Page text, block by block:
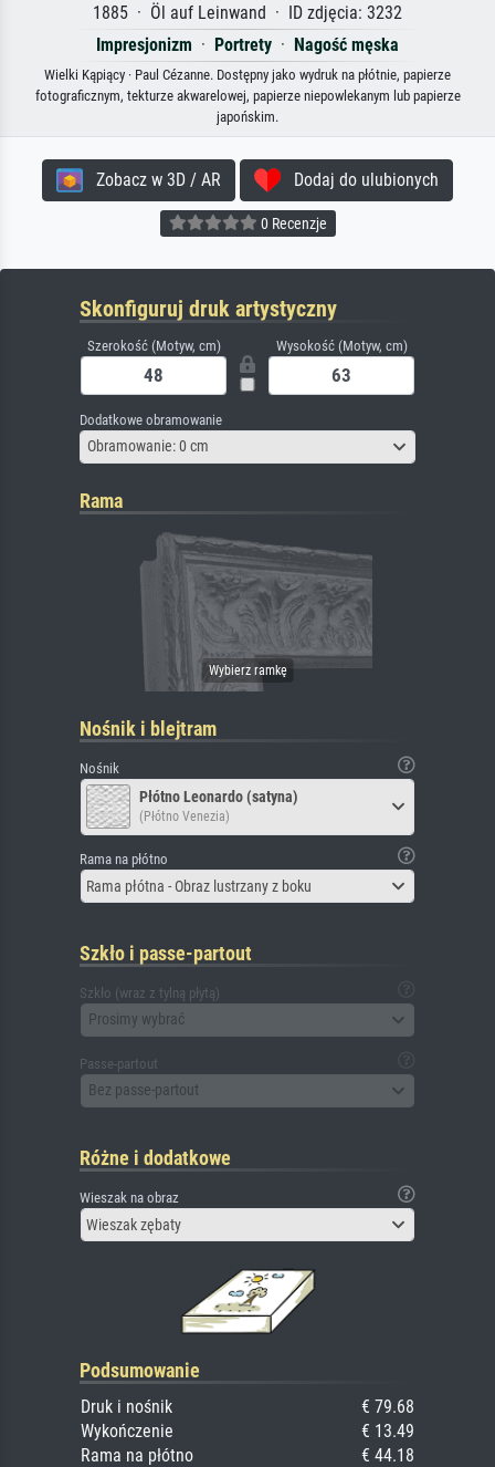
1885 · Öl auf Leinwand · ID zdjęcia: 3232
Impresjonizm · Portrety · Nagość męska
Wielki Kąpiący · Paul Cézanne. Dostępny jako wydruk na płótnie, papierze
fotograficznym, tekturze akwarelowej, papierze niepowlekanym lub papierze
japońskim.
Zobacz w 3D / AR Dodaj do ulubionych
0 Recenzje
Skonfiguruj druk artystyczny
Szerokość (Motyw, cm) Wysokość (Motyw, cm)
Dodatkowe obramowanie
Obramowanie: 0 cm
Rama
Nośnik i blejtram
Nośnik
Płótno Leonardo (satyna)
(Płótno Venezia)
Rama na płótno
Rama płótna - Obraz lustrzany z boku
Szkło i passe-partout
Szkło (wraz z tylną płytą)
Prosimy wybrać
Passe-partout
Bez passe-partout
Różne i dodatkowe
Wieszak na obraz
Wieszak zębaty
Podsumowanie
Druk i nośnik
€ 79.68
Wykończenie
€ 13.49
Rama na płótno
€ 44.18